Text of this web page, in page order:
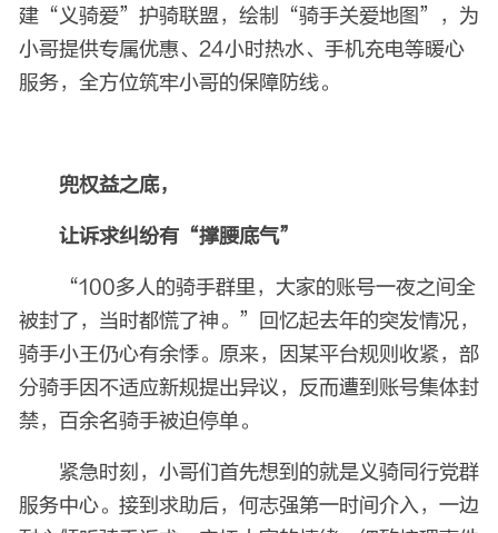
建“义骑爱”护骑联盟，绘制“骑手关爱地图”，为
小哥提供专属优惠、24小时热水、手机充电等暖心
服务，全方位筑牢小哥的保障防线。
兜权益之底，
让诉求纠纷有“撑腰底气”
“100多人的骑手群里，大家的账号一夜之间全
被封了，当时都慌了神。”回忆起去年的突发情况，
骑手小王仍心有余悸。原来，因某平台规则收紧，部
分骑手因不适应新规提出异议，反而遭到账号集体封
禁，百余名骑手被迫停单。
紧急时刻，小哥们首先想到的就是义骑同行党群
服务中心。接到求助后，何志强第一时间介入，一边